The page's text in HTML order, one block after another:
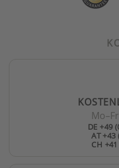
DE +49
AT +43
CH